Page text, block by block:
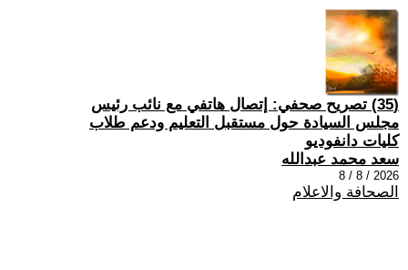
(35) تصريح صحفي: إتصال هاتفي مع نائب رئيس
مجلس السيادة حول مستقبل التعليم ودعم طلاب
كليات دانفوديو
سعد محمد عبدالله
2026 / 8 / 8
الصحافة والاعلام